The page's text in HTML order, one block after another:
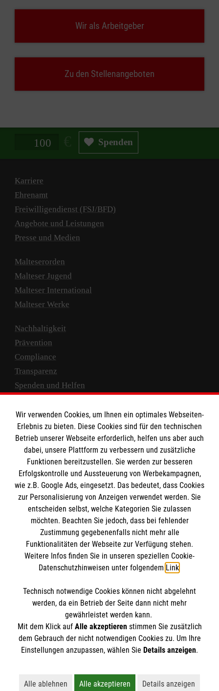
Wir als Arbeitgeber
Zu den Stellenangeboten
Spendenbetrag in Euro Spenden
Karriere
Ehrenamt
Freiwilligendienst (FSJ/BFD)
Angebote und Leistungen
Presse und Medien
Malteserorden
Malteser Jugend
Malteser International
Malteser Werke
Nachhaltigkeit
Prävention
Compliance
Transparenz
Spenden und Helfen
Empfänger: Malteser Hilfsdienst e.V.
IBAN: DE10 3706 0120 1201 2000 12
BIC: GENODED 1PA7
Newsletter abonnieren
Cookies verwalten|AGB|Impressum|Datenschutz
Barrierefreiheit |Kontakt| Sharepoint|Mediathek
Wir verwenden Cookies, um Ihnen ein optimales Webseiten-
Erlebnis zu bieten. Diese Cookies sind für den technischen
Betrieb unserer Webseite erforderlich, helfen uns aber auch
dabei, unsere Plattform zu verbessern und zusätzliche
Funktionen bereitzustellen. Sie werden zur besseren
Erfolgskontrolle und Aussteuerung von Werbekampagnen,
wie z.B. Google Ads, eingesetzt. Das bedeutet, dass Cookies
zur Personalisierung von Anzeigen verwendet werden. Sie
entscheiden selbst, welche Kategorien Sie zulassen
möchten. Beachten Sie jedoch, dass bei fehlender
Zustimmung gegebenenfalls nicht mehr alle
Funktionalitäten der Webseite zur Verfügung stehen.
Weitere Infos finden Sie in unseren speziellen Cookie-
Datenschutzhinweisen unter folgendem Link.
Technisch notwendige Cookies können nicht abgelehnt
werden, da ein Betrieb der Seite dann nicht mehr
gewährleistet werden kann.
Mit dem Klick auf Alle akzeptierenstimmen Sie zusätzlich
dem Gebrauch der nicht notwendigen Cookies zu. Um Ihre
Einstellungen anzupassen, wählen Sie Details anzeigen.
Alle ablehnen
Alle akzeptieren
Details anzeigen